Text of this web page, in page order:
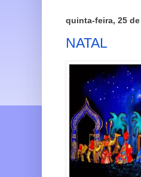
quinta-feira, 25
NATAL